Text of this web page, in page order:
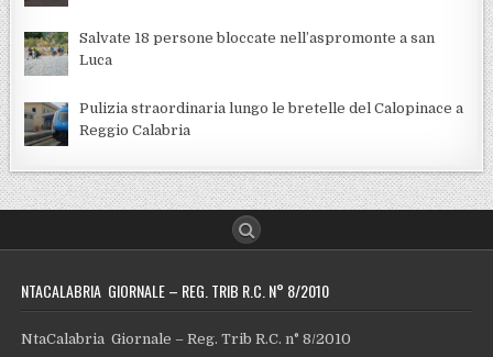
Salvate 18 persone bloccate nell’aspromonte a san
Luca
Pulizia straordinaria lungo le bretelle del Calopinace a
Reggio Calabria
NTACALABRIA GIORNALE – REG. TRIB R.C. N° 8/2010
NtaCalabria Giornale – Reg. Trib R.C. n° 8/2010